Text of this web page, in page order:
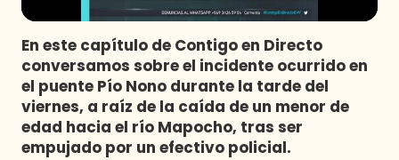
En este capítulo de Contigo en Directo
conversamos sobre el incidente ocurrido en
el puente Pío Nono durante la tarde del
viernes, a raíz de la caída de un menor de
edad hacia el río Mapocho, tras ser
empujado por un efectivo policial.
Club De La Comedia
Contigo en Directo
Plan Perfecto
El Tiempo
Sabingo
Todos Los Programas